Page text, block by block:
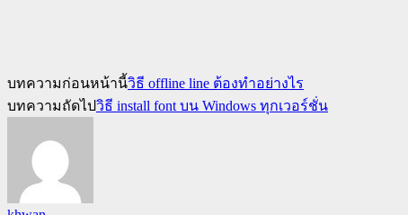
บทความก่อนหน้านี้วิธี offline line ต้องทำอย่างไร
บทความถัดไปวิธี install font บน Windows ทุกเวอร์ชั่น